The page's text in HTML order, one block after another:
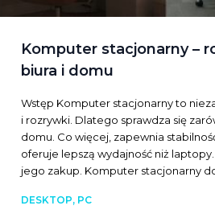
Komputer stacjonarny –
biura i domu
Wstęp Komputer stacjonarny to
i rozrywki. Dlatego sprawdza się
domu. Co więcej, zapewnia
oferuje lepszą wydajność niż
jego zakup. Komputer stacjonarny do
DESKTOP, PC